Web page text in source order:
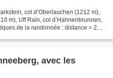
col d’Oberlauchen (1212 m),
m), Uff Rain, col d’Hahnenbrunnen,
de la randonnée : distance = 21,7
avec les